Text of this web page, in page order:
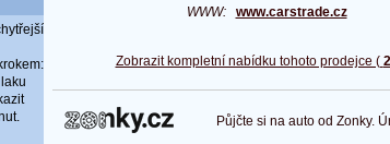
WWW: www.carstrade.cz
Zobrazit kompletní nabídku tohoto prodejce (
Půjčte si na auto od Zonky.